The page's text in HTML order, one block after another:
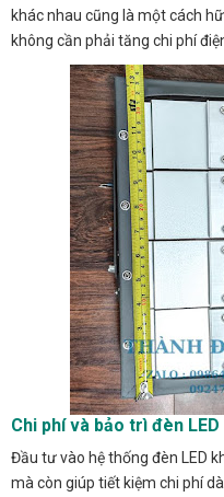
khác nhau cũng là một cách
không cần phải tăng chi phí
Chi phí và bảo trì đèn
Đầu tư vào hệ thống đèn LED
mà còn giúp tiết kiệm chi phí